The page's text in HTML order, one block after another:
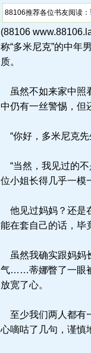
88106推荐各位书友阅读
(88106
称“多米尼克”的中年
质。
虽然不如来家中照
中仍有一丝警惕，但
“你好，多米尼克先
“当然，我见过的
位小姐长得几乎一模
他见过妈妈？还是
能在套自己的话，毕
虽然我确实跟妈妈
气……蒂娜瞥了一眼
放宽了心。
至少我们两人都有
心嘀咕了几句，谨慎